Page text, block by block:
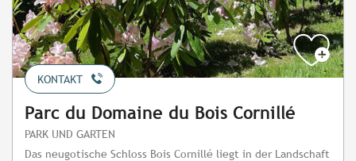
KONTAKT
Parc du Domaine du Bois Cornillé
PARK UND GARTEN
Das neugotische Schloss Bois Cornillé liegt in der Landschaft